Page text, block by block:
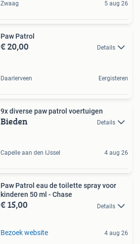
Zwaag 5 aug 26
Paw Patrol
€ 20,00 Details
Daarlerveen Eergisteren
9x diverse paw patrol voertuigen
Bieden Details
Capelle aan den IJssel 4 aug 26
Paw Patrol eau de toilette spray voor
kinderen 50 ml - Chase
€ 15,00 Details
Bezoek website 4 aug 26